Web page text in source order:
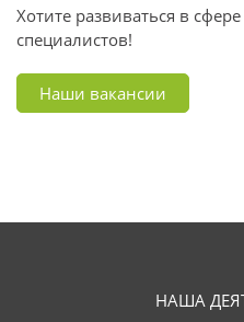
Хотите развиваться в
специалистов!
Наши вакансии
НАША